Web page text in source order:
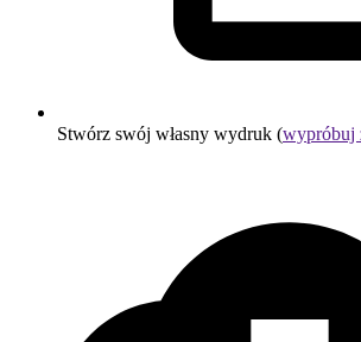
Stwórz swój własny wydruk (wypróbuj